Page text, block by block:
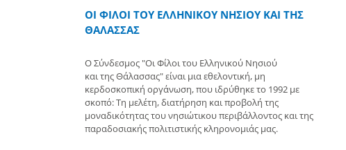
ΟΙ ΦΙΛΟΙ ΤΟΥ ΕΛΛΗΝΙΚΟΥ ΝΗΣΙΟΥ ΚΑΙ ΤΗΣ
ΘΑΛΑΣΣΑΣ
Ο Σύνδεσμος "Οι Φίλοι του Ελληνικού Νησιού
και της Θάλασσας" είναι μια εθελοντική, μη
κερδοσκοπική οργάνωση, που ιδρύθηκε το 1992 με
σκοπό: Τη μελέτη, διατήρηση και προβολή της
μοναδικότητας του νησιώτικου περιβάλλοντος και της
παραδοσιακής πολιτιστικής κληρονομιάς μας.